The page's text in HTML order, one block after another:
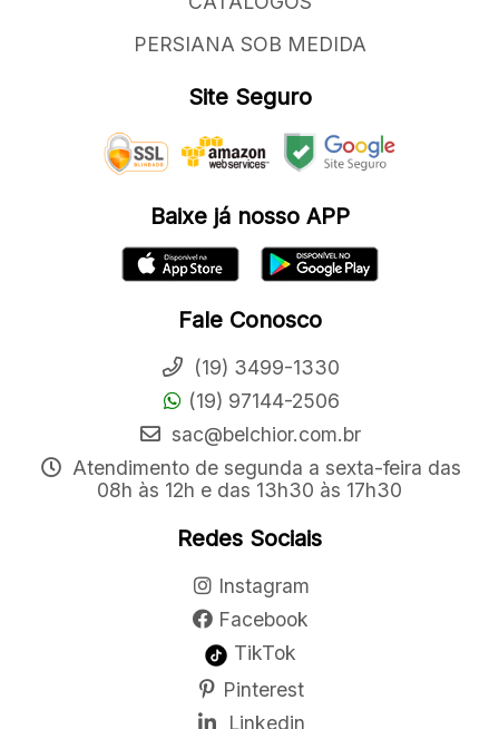
PERSIANA SOB MEDIDA
Site Seguro
Baixe já nosso APP
Fale Conosco
(19) 3499-1330
(19) 97144-2506
sac@belchior.com.br
Atendimento de segunda a sexta-feira das
08h às 12h e das 13h30 às 17h30
Redes Sociais
Instagram
Facebook
TikTok
Pinterest
Linkedin